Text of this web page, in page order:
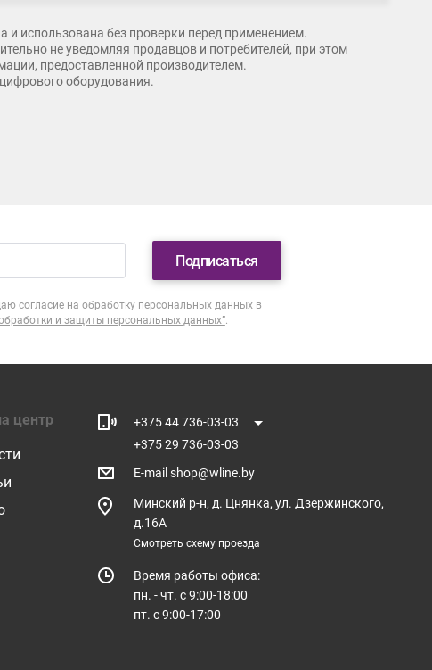
использована без проверки перед применением.
не уведомляя продавцов и потребителей, при этом
предоставленной производителем.
оборудования.
Подписаться
согласие на обработку персональных данных в
и защиты персональных данных”.
центр
+375 44 736-03-03
+375 29 736-03-03
E-mail shop@wline.by
Минский р-н, д. Цнянка, ул. Дзержинского,
д.16А
Смотреть схему проезда
Время работы офиса:
пн. - чт. с 9:00-18:00
пт. с 9:00-17:00